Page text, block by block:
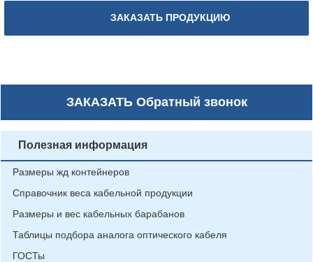
ЗАКАЗАТЬ ПРОДУКЦИЮ
ЗАКАЗАТЬОбратный звонок
Полезная информация
Размеры жд контейнеров
Справочник веса кабельной продукции
Размеры и вес кабельных барабанов
Таблицы подбора аналога оптического кабеля
ГОСТы